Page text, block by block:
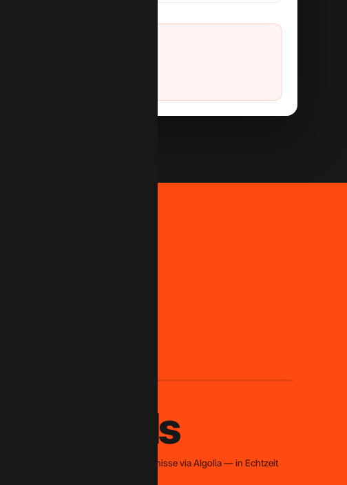
< 1s
Suchergebnisse via Algolia — in Echtzeit